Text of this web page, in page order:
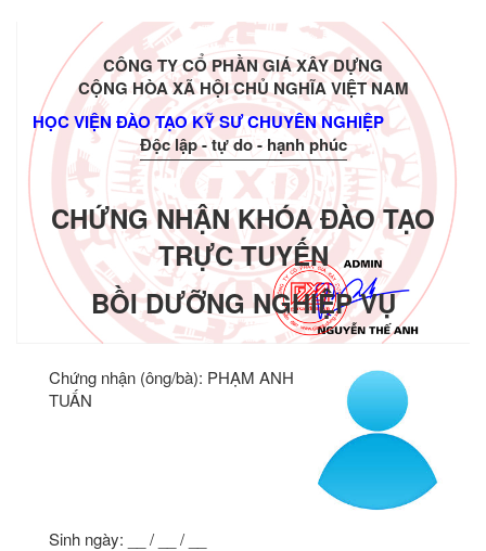
CÔNG TY CỔ PHẦN GIÁ XÂY DỰNG
CỘNG HÒA XÃ HỘI CHỦ NGHĨA VIỆT NAM
HỌC VIỆN ĐÀO TẠO KỸ SƯ CHUYÊN NGHIỆP
Độc lập - tự do - hạnh phúc
CHỨNG NHẬN KHÓA ĐÀO TẠO
TRỰC TUYẾN
BỒI DƯỠNG NGHIỆP VỤ
Chứng nhận (ông/bà): PHẠM ANH
TUẤN
Sinh ngày: __ / __ / __